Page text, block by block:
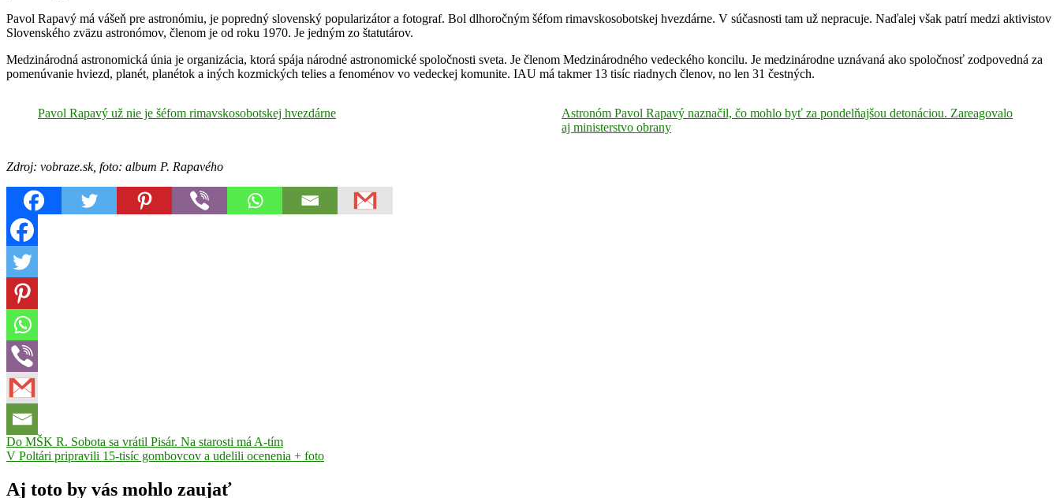
Pavol Rapavý má vášeň pre astronómiu, je popredný slovenský popularizátor a fotograf. Bol dlhoročným šéfom rimavskosobotskej hvezdárne. V súčasnosti tam už nepracuje. Naďalej však patrí medzi aktivistov
Slovenského zväzu astronómov, členom je od roku 1970. Je jedným zo štatutárov.
Medzinárodná astronomická únia je organizácia, ktorá spája národné astronomické spoločnosti sveta. Je členom Medzinárodného vedeckého koncilu. Je medzinárodne uznávaná ako spoločnosť zodpovedná za
pomenúvanie hviezd, planét, planétok a iných kozmických telies a fenoménov vo vedeckej komunite. IAU má takmer 13 tisíc riadnych členov, no len 31 čestných.
Pavol Rapavý už nie je šéfom rimavskosobotskej hvezdárne
Astronóm Pavol Rapavý naznačil, čo mohlo byť za pondelňajšou detonáciou. Zareagovalo
aj ministerstvo obrany
Zdroj: vobraze.sk, foto: album P. Rapavého
Navigácia
v
článku
Previous
Post:
Do MŠK R. Sobota sa vrátil Pisár. Na starosti má A-tím
Next
V Poltári pripravili 15-tisíc gombovcov a udelili ocenenia + foto
Aj toto by vás mohlo zaujať